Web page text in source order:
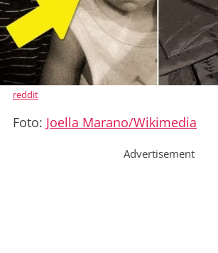
reddit
Foto: Joella Marano/Wikimedia
Advertisement